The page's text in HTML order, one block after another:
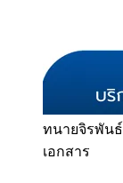
ทนายจิรพันธ์
เอกสาร